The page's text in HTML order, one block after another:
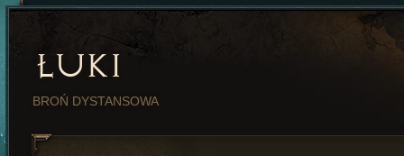
ŁUKI
BROŃ DYSTANSOWA